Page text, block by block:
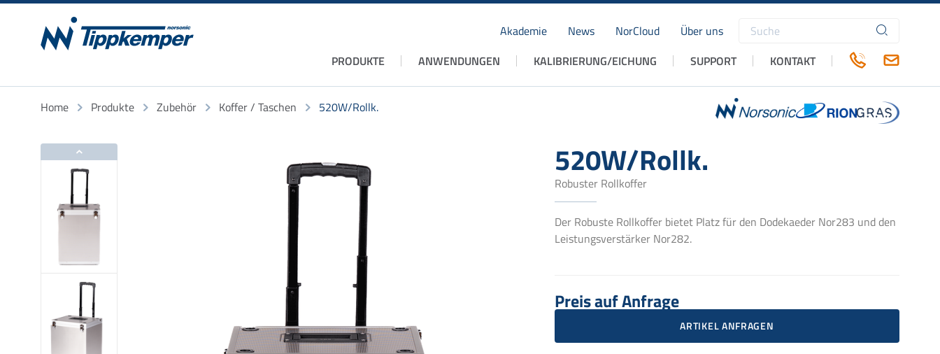
Akademie News NorCloud Über uns
Suchbegriffe
Navigation
PRODUKTE ANWENDUNGEN KALIBRIERUNG/EICHUNG SUPPORT KONTAKT
Home Produkte Zubehör Koffer / Taschen 520W/Rollk.
520W/Rollk.
Robuster Rollkoffer
Der Robuste Rollkoffer bietet Platz für den Dodekaeder Nor283 und den
Leistungsverstärker Nor282.
Preis auf Anfrage
ARTIKEL ANFRAGEN